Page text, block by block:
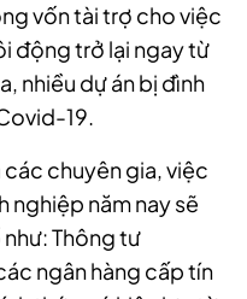
vốn tài trợ cho việc
động trở lại ngay từ
nhiều dự án bị đình
19.
các chuyên gia, việc
nghiệp năm nay sẽ
Thông tư
ngân hàng cấp tín